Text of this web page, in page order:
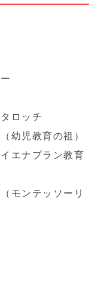
ロッチ
幼児教育の祖）
エナプラン教育
モンテッソーリ